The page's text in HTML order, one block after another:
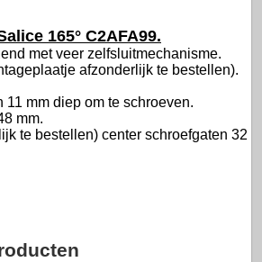
165° C2AFA99.
met veer zelfsluitmechanisme.
afzonderlijk te bestellen).
11 mm diep om te schroeven.
mm.
te bestellen) center schroefgaten 32